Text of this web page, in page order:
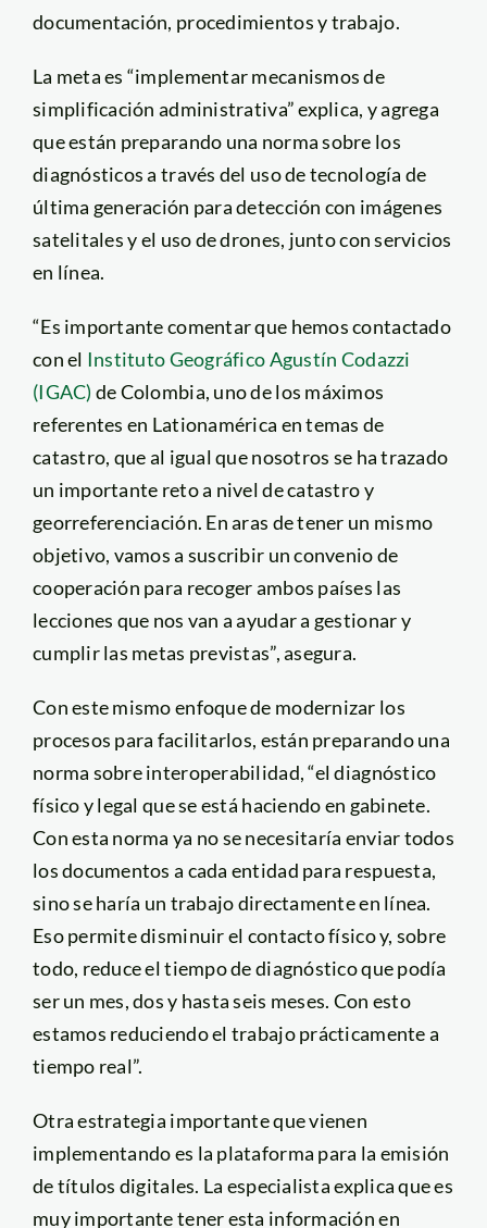
documentación, procedimientos y trabajo.
La meta es “implementar mecanismos de
simplificación administrativa” explica, y agrega
que están preparando una norma sobre los
diagnósticos a través del uso de tecnología de
última generación para detección con imágenes
satelitales y el uso de drones, junto con servicios
en línea.
“Es importante comentar que hemos contactado
con el Instituto Geográfico Agustín Codazzi
(IGAC) de Colombia, uno de los máximos
referentes en Lationamérica en temas de
catastro, que al igual que nosotros se ha trazado
un importante reto a nivel de catastro y
georreferenciación. En aras de tener un mismo
objetivo, vamos a suscribir un convenio de
cooperación para recoger ambos países las
lecciones que nos van a ayudar a gestionar y
cumplir las metas previstas”, asegura.
Con este mismo enfoque de modernizar los
procesos para facilitarlos, están preparando una
norma sobre interoperabilidad, “el diagnóstico
físico y legal que se está haciendo en gabinete.
Con esta norma ya no se necesitaría enviar todos
los documentos a cada entidad para respuesta,
sino se haría un trabajo directamente en línea.
Eso permite disminuir el contacto físico y, sobre
todo, reduce el tiempo de diagnóstico que podía
ser un mes, dos y hasta seis meses. Con esto
estamos reduciendo el trabajo prácticamente a
tiempo real”.
Otra estrategia importante que vienen
implementando es la plataforma para la emisión
de títulos digitales. La especialista explica que es
muy importante tener esta información en